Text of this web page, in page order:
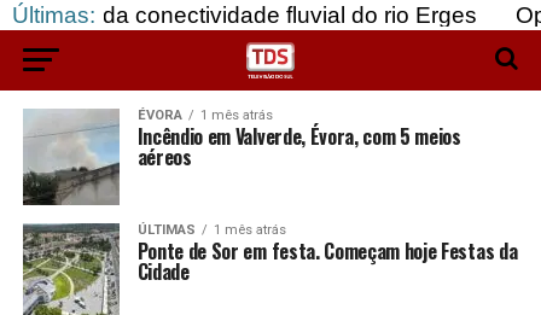
Últimas:
da conectividade fluvial do rio Erges
ÉVORA 1 mês atrás
Incêndio em Valverde, Évora, com 5 meios
aéreos
ÚLTIMAS 1 mês atrás
Ponte de Sor em festa. Começam hoje Festas da
Cidade